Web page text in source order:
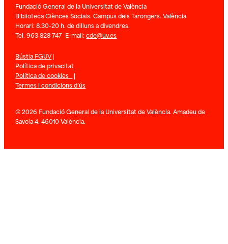
Fundació General de la Universitat de València
Biblioteca Ciènces Socials. Campus dels Tarongers. València.
Horari: 8.30-20 h. de dilluns a divendres.
Tel. 963 828 747 E-mail:cde@uv.es
Bústia FGUV|
Política de privacitat
Política de cookies |
Termes i condicions d’ús
© 2026 Fundació General de la Universitat de València. Amadeu de
Savoia 4. 46010 València.